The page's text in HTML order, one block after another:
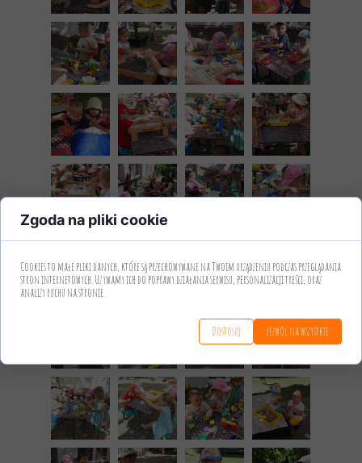
Zgoda na pliki cookie
Cookies to małe pliki danych, które są przechowywane na Twoim urządzeniu podczas przeglądania
stron internetowych. Używamy ich do poprawy działania serwisu, personalizacji treści, oraz
analizy ruchu na stronie.
Dostosuj Zezwól na wszystkie